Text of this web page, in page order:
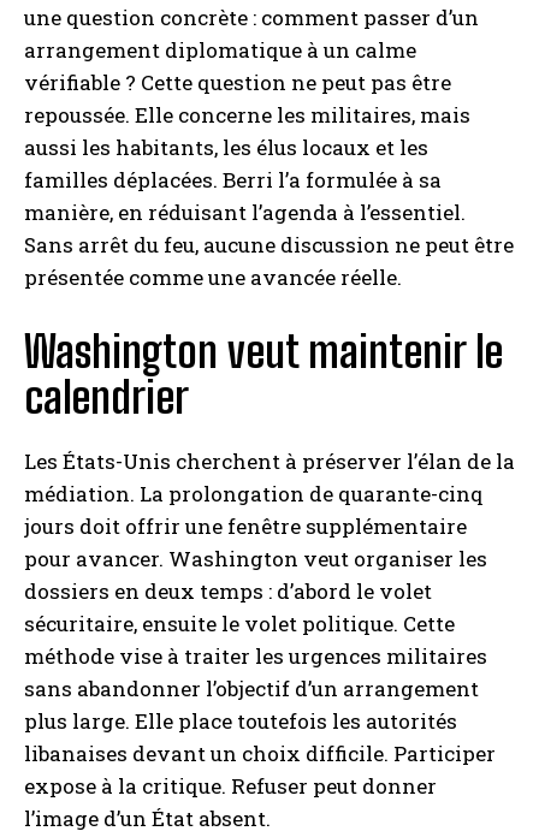
une question concrète : comment passer d’un
arrangement diplomatique à un calme
vérifiable ? Cette question ne peut pas être
repoussée. Elle concerne les militaires, mais
aussi les habitants, les élus locaux et les
familles déplacées. Berri l’a formulée à sa
manière, en réduisant l’agenda à l’essentiel.
Sans arrêt du feu, aucune discussion ne peut être
présentée comme une avancée réelle.
Washington veut maintenir le
calendrier
Les États-Unis cherchent à préserver l’élan de la
médiation. La prolongation de quarante-cinq
jours doit offrir une fenêtre supplémentaire
pour avancer. Washington veut organiser les
dossiers en deux temps : d’abord le volet
sécuritaire, ensuite le volet politique. Cette
méthode vise à traiter les urgences militaires
sans abandonner l’objectif d’un arrangement
plus large. Elle place toutefois les autorités
libanaises devant un choix difficile. Participer
expose à la critique. Refuser peut donner
l’image d’un État absent.